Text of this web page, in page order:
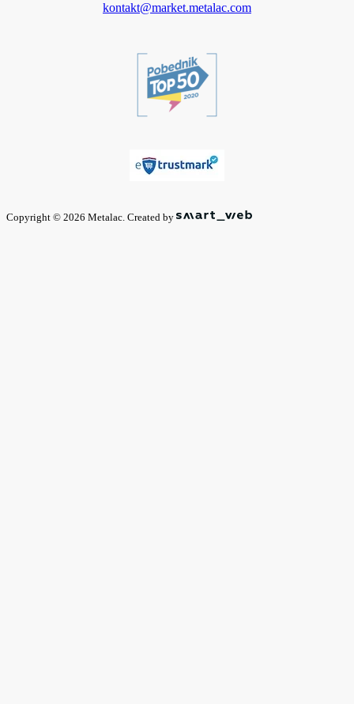
kontakt@market.metalac.com
Copyright © 2026 Metalac. Created by